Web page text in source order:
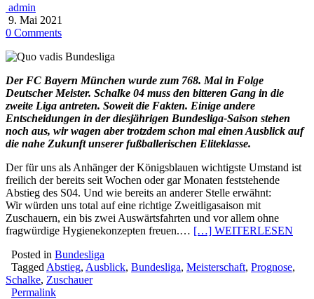
admin
9. Mai 2021
0 Comments
Der FC Bayern München wurde zum 768. Mal in Folge
Deutscher Meister. Schalke 04 muss den bitteren Gang in die
zweite Liga antreten. Soweit die Fakten. Einige andere
Entscheidungen in der diesjährigen Bundesliga-Saison stehen
noch aus, wir wagen aber trotzdem schon mal einen Ausblick auf
die nahe Zukunft unserer fußballerischen Eliteklasse.
Der für uns als Anhänger der Königsblauen wichtigste Umstand ist
freilich der bereits seit Wochen oder gar Monaten feststehende
Abstieg des S04. Und wie bereits an anderer Stelle erwähnt:
Wir würden uns total auf eine richtige Zweitligasaison mit
Zuschauern, ein bis zwei Auswärtsfahrten und vor allem ohne
fragwürdige Hygienekonzepten freuen.… […] WEITERLESEN
Posted in Bundesliga
Tagged Abstieg, Ausblick, Bundesliga, Meisterschaft, Prognose,
Schalke, Zuschauer
Permalink